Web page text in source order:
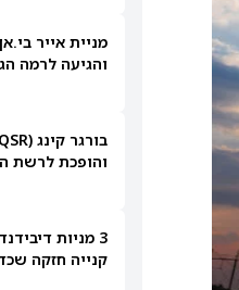
והגיעה לרמה
והופכת לרשת
3 מניות
קנייה חזקה